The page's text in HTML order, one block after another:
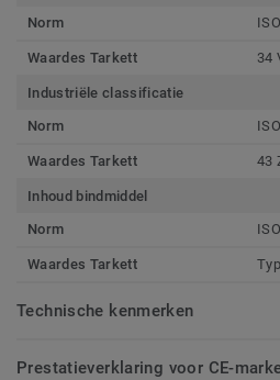
Norm
Waardes Tarkett 34
Industriële classificatie
Norm
Waardes Tarkett 43
Inhoud bindmiddel
Norm
Waardes Tarkett
Technische kenmerken
Prestatieverklaring voor CE-